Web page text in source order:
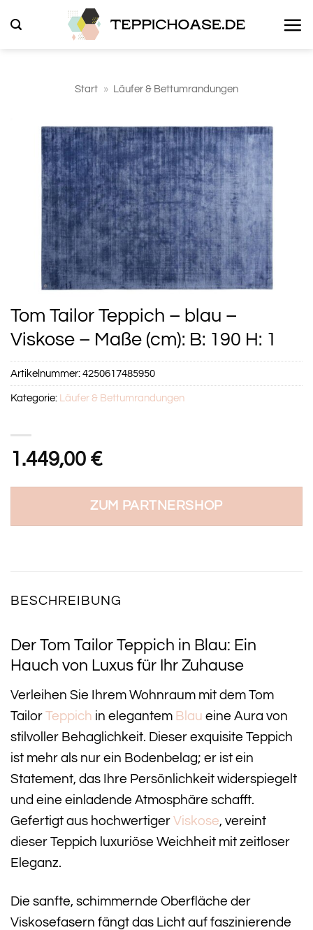
Inhalt
Start » Läufer & Bettumrandungen
Tom Tailor Teppich – blau –
Viskose – Maße (cm): B: 190 H: 1
1.449,00 €
ZUM PARTNERSHOP
Artikelnummer:4250617485950
Kategorie: Läufer & Bettumrandungen
BESCHREIBUNG
Der Tom Tailor Teppich in Blau: Ein
Hauch von Luxus für Ihr Zuhause
Verleihen Sie Ihrem Wohnraum mit dem Tom
Tailor Teppich in elegantem Blau eine Aura von
stilvoller Behaglichkeit. Dieser exquisite Teppich
ist mehr als nur ein Bodenbelag; er ist ein
Statement, das Ihre Persönlichkeit widerspiegelt
und eine einladende Atmosphäre schafft.
Gefertigt aus hochwertiger Viskose, vereint
dieser Teppich luxuriöse Weichheit mit zeitloser
Eleganz.
Die sanfte, schimmernde Oberfläche der
Viskosefasern fängt das Licht auf faszinierende